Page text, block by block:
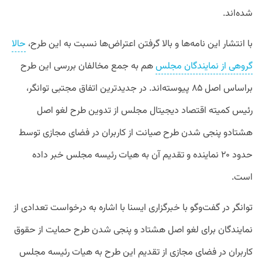
شده‌اند.
با انتشار این نامه‌ها و بالا گرفتن اعتراض‌ها نسبت به این طرح، حالا
گروهی از نمایندگان مجلسهم به جمع مخالفان بررسی این طرح
براساس اصل ۸۵ پیوسته‌اند. در جدیدترین اتفاق مجتبی توانگر،
رئیس کمیته اقتصاد دیجیتال مجلس از تدوین طرح لغو اصل
هشتاد‌و پنجی شدن طرح صیانت از کاربران در فضای مجازی توسط
حدود ۲۰ نماینده و تقدیم آن به هیات رئیسه مجلس خبر داده
است.
توانگر در گفت‌وگو با خبرگزاری ایسنا با اشاره به درخواست تعدادی از
نمایندگان برای لغو اصل هشتاد و پنجی شدن طرح حمایت از حقوق
کاربران در فضای مجازی از تقدیم این طرح به هیات رئیسه مجلس